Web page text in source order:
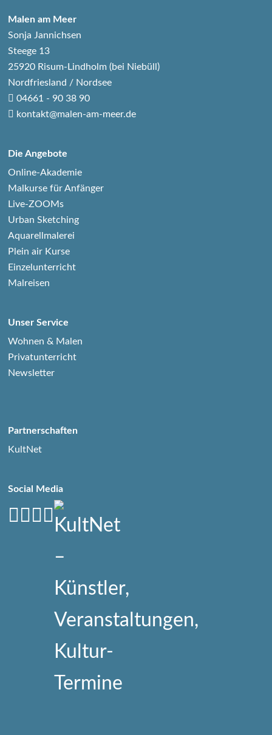
Malen am Meer
Sonja Jannichsen
Steege 13
25920 Risum-Lindholm (bei Niebüll)
Nordfriesland / Nordsee
04661 - 90 38 90
kontakt@malen-am-meer.de
Die Angebote
Online-Akademie
Malkurse für Anfänger
Live-ZOOMs
Urban Sketching
Aquarellmalerei
Plein air Kurse
Einzelunterricht
Malreisen
Unser Service
Wohnen & Malen
Privatunterricht
Newsletter
Partnerschaften
KultNet
Social Media